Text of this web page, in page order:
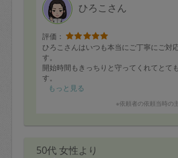
ひろこさん
評価：
ひろこさんはいつも本当にご丁寧にご対
す。
開始時間もきっちりと守ってくれてとて
す。
さらにいつもすごいなと思うのは、身な
るとは思えないくらいきちんと綺麗な洋
それなのに仕事はきちんとしてくださっ
換気扇のフィルターも毎回交換してくだ
もっと見る
※依頼者の依頼当時の
50代 女性より